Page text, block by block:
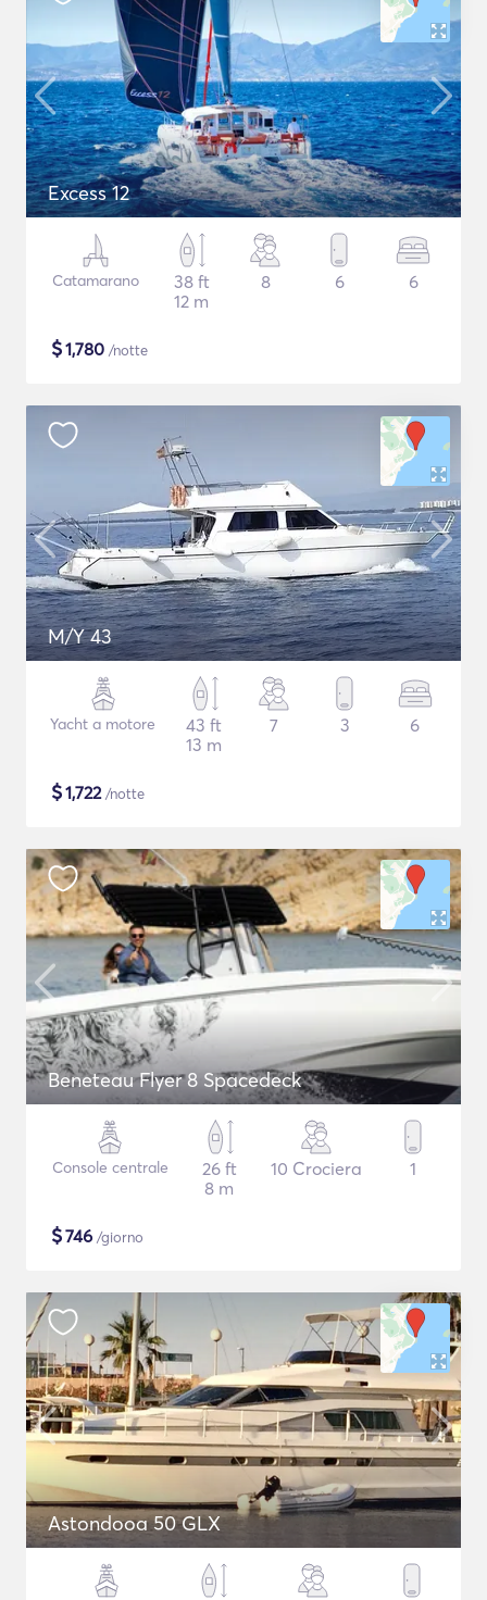
Excess 12
Catamarano
38 ft
12 m
8 6 6
$1,780 /notte
M/Y 43
Yacht a motore
43 ft
13 m
7 3 6
$1,722/notte
Beneteau Flyer 8 Spacedeck
Console centrale
26 ft
8 m
10 Crociera 1
$746 /giorno
Astondooa 50 GLX